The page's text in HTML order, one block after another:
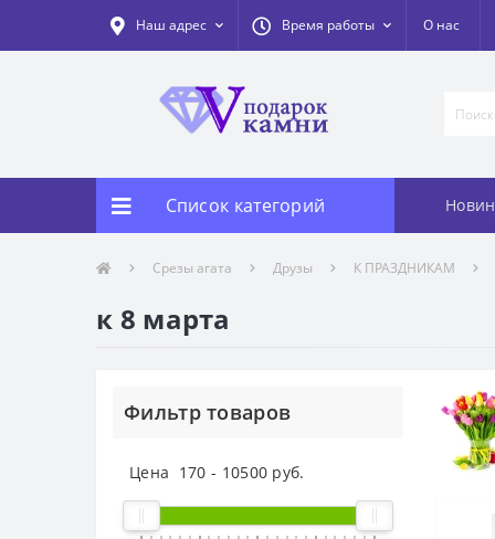
Наш адрес Время работы О нас
Список категорий
Срезы агата Друзы К ПРАЗДНИКАМ
к 8 марта
Фильтр товаров
Цена 170 - 10500 руб.